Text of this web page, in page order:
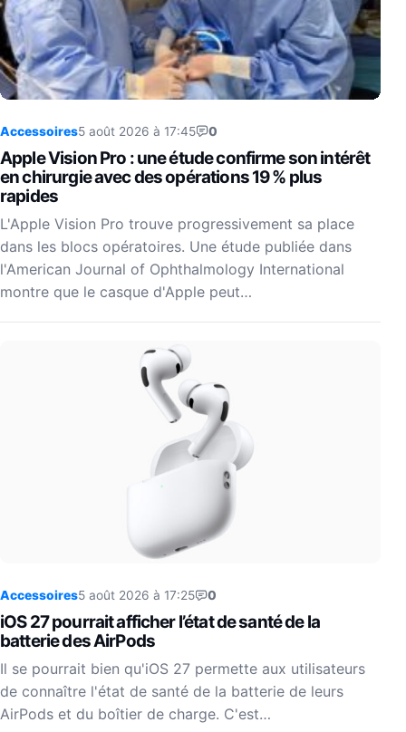
Accessoires5 août 2026 à 17:45 0
Apple Vision Pro : une étude confirme son intérêt
en chirurgie avec des opérations 19 % plus
rapides
L'Apple Vision Pro trouve progressivement sa place
dans les blocs opératoires. Une étude publiée dans
l'American Journal of Ophthalmology International
montre que le casque d'Apple peut…
Accessoires5 août 2026 à 17:25 0
iOS 27 pourrait afficher l’état de santé de la
batterie des AirPods
Il se pourrait bien qu'iOS 27 permette aux utilisateurs
de connaître l'état de santé de la batterie de leurs
AirPods et du boîtier de charge. C'est…